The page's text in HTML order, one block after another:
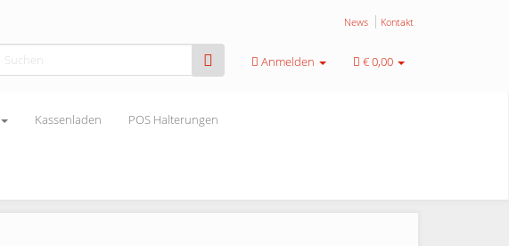
News Kontakt
Anmelden € 0,00
Kassenladen POS Halterungen